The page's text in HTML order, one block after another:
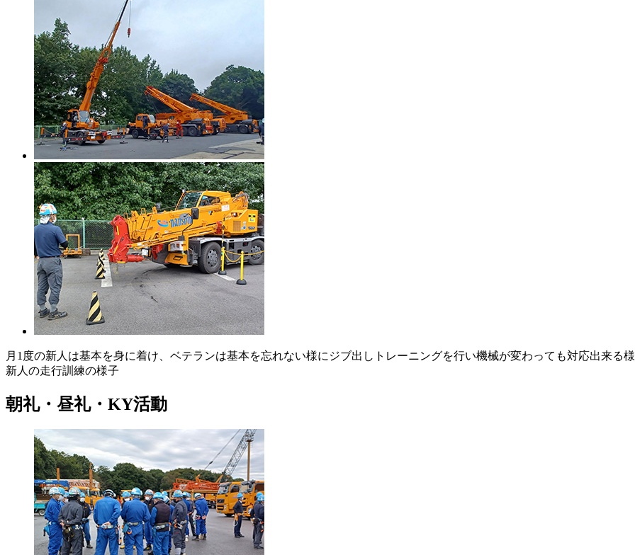
月1度の新人は基本を身に着け、ベテランは基本を忘れない様にジブ出しトレーニングを行い機械が変わっても対応出来る様
新人の走行訓練の様子
朝礼・昼礼・KY活動